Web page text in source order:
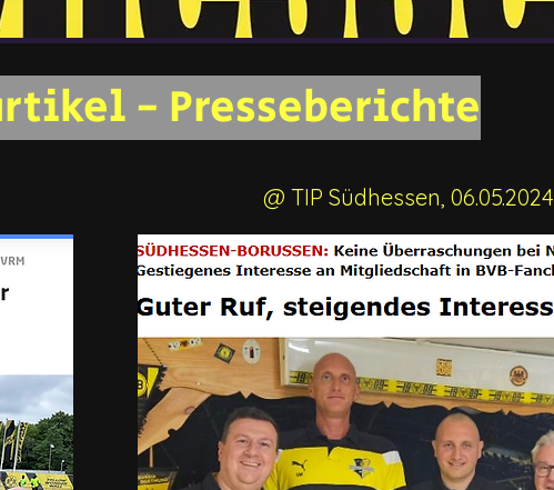
- Presseberichte
@ TIP Südhessen, 06.05.2024